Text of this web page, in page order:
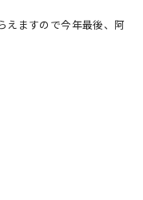
えますので今年最後、阿